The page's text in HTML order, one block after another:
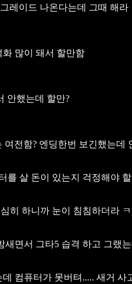
레이드 나온다는데 그때 해라
화 많이 돼서 할만함
안했는데 할만?
여전함? 엔딩한번 보긴했는
를 살 돈이 있는지 걱정해야
히 하니까 눈이 침침하더라 ㅋ
새면서 그타5 습격 하고 그랬
컴퓨터가 못버텨..... 새거 사